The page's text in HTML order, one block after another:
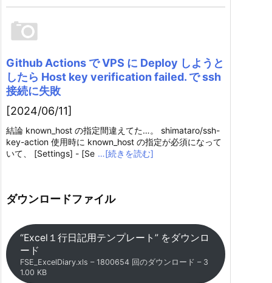
Github Actions で VPS に Deploy しようと
したら Host key verification failed. で ssh
接続に失敗
[2024/06/11]
結論 known_host の指定間違えてた…。 shimataro/ssh-
key-action 使用時に known_host の指定が必須になって
いて、 [Settings] - [Se …[続きを読む]
ダウンロードファイル
“Excel１行日記用テンプレート” をダウンロ
ード
FSE_ExcelDiary.xls – 1800654 回のダウンロード – 3
1.00 KB